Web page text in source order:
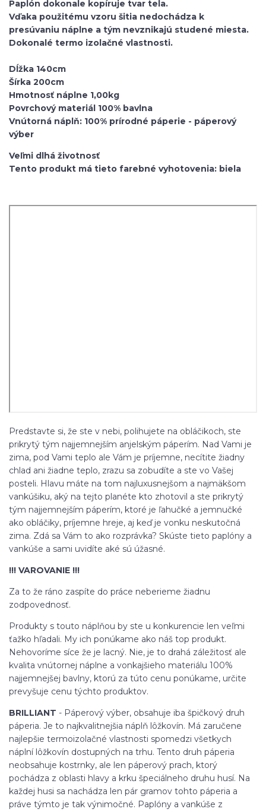
Paplón dokonale kopíruje tvar tela.
Vďaka použitému vzoru šitia nedochádza k
presúvaniu náplne a tým nevznikajú studené miesta.
Dokonalé termo izolačné vlastnosti.
Dĺžka 140cm
Šírka 200cm
Hmotnosť náplne 1,00kg
Povrchový materiál 100% bavlna
Vnútorná náplň: 100% prírodné páperie - páperový
výber
Veľmi dlhá životnosť
Tento produkt má tieto farebné vyhotovenia: biela
Predstavte si, že ste v nebi, polihujete na obláčikoch, ste
prikrytý tým najjemnejším anjelským páperím. Nad Vami je
zima, pod Vami teplo ale Vám je príjemne, necítite žiadny
chlad ani žiadne teplo, zrazu sa zobudíte a ste vo Vašej
posteli. Hlavu máte na tom najluxusnejšom a najmäkšom
vankúšiku, aký na tejto planéte kto zhotovil a ste prikrytý
tým najjemnejším páperím, ktoré je ľahučké a jemnučké
ako obláčiky, príjemne hreje, aj keď je vonku neskutočná
zima. Zdá sa Vám to ako rozprávka? Skúste tieto paplóny a
vankúše a sami uvidíte aké sú úžasné.
!!! VAROVANIE !!!
Za to že ráno zaspíte do práce neberieme žiadnu
zodpovednosť.
Produkty s touto náplňou by ste u konkurencie len veľmi
ťažko hľadali. My ich ponúkame ako náš top produkt.
Nehovoríme síce že je lacný. Nie, je to drahá záležitosť ale
kvalita vnútornej náplne a vonkajšieho materiálu 100%
najjemnejšej bavlny, ktorú za túto cenu ponúkame, určite
prevyšuje cenu týchto produktov.
BRILLIANT - Páperový výber, obsahuje iba špičkový druh
páperia. Je to najkvalitnejšia náplň lôžkovín. Má zaručene
najlepšie termoizolačné vlastnosti spomedzi všetkych
náplní lôžkovín dostupných na trhu. Tento druh páperia
neobsahuje kostrnky, ale len páperový prach, ktorý
pochádza z oblasti hlavy a krku špeciálneho druhu husí. Na
každej husi sa nachádza len pár gramov tohto páperia a
práve týmto je tak výnimočné. Paplóny a vankúše z